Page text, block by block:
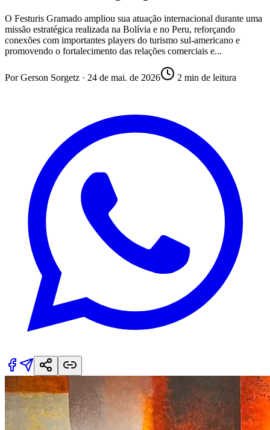
O Festuris Gramado ampliou sua atuação internacional durante uma
missão estratégica realizada na Bolívia e no Peru, reforçando
conexões com importantes players do turismo sul-americano e
promovendo o fortalecimento das relações comerciais e...
PorGerson Sorgetz · 24 de mai. de 2026 2 min de leitura